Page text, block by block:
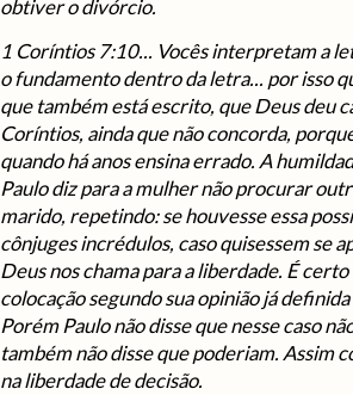
obtiver o divórcio.
1 Coríntios 7:10... Vocês interpretam a
o fundamento dentro da letra... por isso
que também está escrito, que Deus deu
Coríntios, ainda que não concorda,
quando há anos ensina errado. A
Paulo diz para a mulher não procurar
marido, repetindo: se houvesse essa
cônjuges incrédulos, caso quisessem se
Deus nos chama para a liberdade. É
colocação segundo sua opinião já
Porém Paulo não disse que nesse caso
também não disse que poderiam. Assim
na liberdade de decisão.